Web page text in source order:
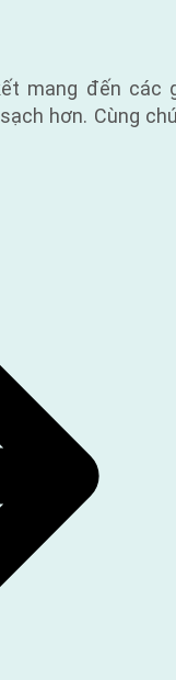
mang đến các
hơn. Cùng